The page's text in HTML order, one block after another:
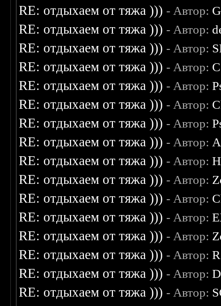
RE: отдыхаем от тяжа ))) - Автор:
RE: отдыхаем от тяжа ))) - Автор:
RE: отдыхаем от тяжа ))) - Автор:
RE: отдыхаем от тяжа ))) - Автор:
RE: отдыхаем от тяжа ))) - Автор:
RE: отдыхаем от тяжа ))) - Автор:
RE: отдыхаем от тяжа ))) - Автор:
RE: отдыхаем от тяжа ))) - Автор:
RE: отдыхаем от тяжа ))) - Автор:
RE: отдыхаем от тяжа ))) - Автор:
RE: отдыхаем от тяжа ))) - Автор:
RE: отдыхаем от тяжа ))) - Автор:
RE: отдыхаем от тяжа ))) - Автор:
RE: отдыхаем от тяжа ))) - Автор:
RE: отдыхаем от тяжа ))) - Автор:
RE: отдыхаем от тяжа ))) - Автор: